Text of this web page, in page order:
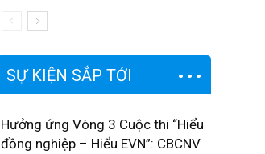
SỰ KIỆN SẮP TỚI
Hưởng ứng Vòng 3 Cuộc thi “Hiểu
đồng nghiệp – Hiểu EVN”: CBCNV